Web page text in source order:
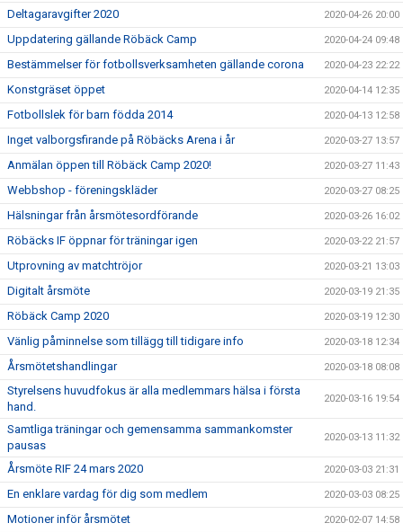
Deltagaravgifter 2020 2020-04-26 20:00
Uppdatering gällande Röbäck Camp 2020-04-24 09:48
Bestämmelser för fotbollsverksamheten gällande corona 2020-04-23 22:22
Konstgräset öppet 2020-04-14 12:35
Fotbollslek för barn födda 2014 2020-04-13 12:58
Inget valborgsfirande på Röbäcks Arena i år 2020-03-27 13:57
Anmälan öppen till Röbäck Camp 2020! 2020-03-27 11:43
Webbshop - föreningskläder 2020-03-27 08:25
Hälsningar från årsmötesordförande 2020-03-26 16:02
Röbäcks IF öppnar för träningar igen 2020-03-22 21:57
Utprovning av matchtröjor 2020-03-21 13:03
Digitalt årsmöte 2020-03-19 21:35
Röbäck Camp 2020 2020-03-19 12:30
Vänlig påminnelse som tillägg till tidigare info 2020-03-18 12:34
Årsmötetshandlingar 2020-03-18 08:08
Styrelsens huvudfokus är alla medlemmars hälsa i första
hand.
2020-03-16 19:54
Samtliga träningar och gemensamma sammankomster
pausas
2020-03-13 11:32
Årsmöte RIF 24 mars 2020 2020-03-03 21:31
En enklare vardag för dig som medlem 2020-03-03 08:25
Motioner inför årsmötet 2020-02-07 14:58